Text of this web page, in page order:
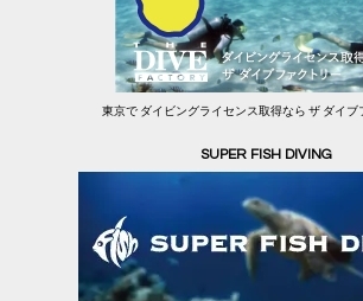
東京で ダイビングライセンス取得なら ザ ダイブ
SUPER FISH DIVING